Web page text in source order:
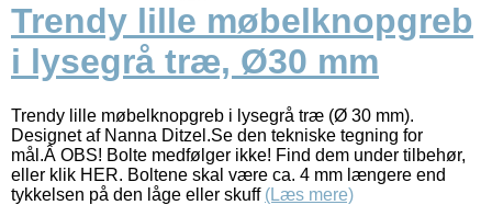
Trendy lille møbelknopgreb
i lysegrå træ, Ø30 mm
Trendy lille møbelknopgreb i lysegrå træ (Ø 30 mm).
Designet af Nanna Ditzel.Se den tekniske tegning for
mål.Â OBS! Bolte medfølger ikke! Find dem under tilbehør,
eller klik HER. Boltene skal være ca. 4 mm længere end
tykkelsen på den låge eller skuff (Læs mere)